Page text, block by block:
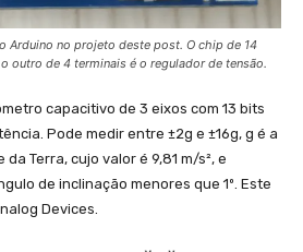
Arduino no projeto deste post. O chip de 14
outro de 4 terminais é o regulador de tensão.
capacitivo de 3 eixos com 13 bits
Pode medir entre ±2g e ±16g, g é a
Terra, cujo valor é 9,81 m/s², e
de inclinação menores que 1º. Este
Devices.